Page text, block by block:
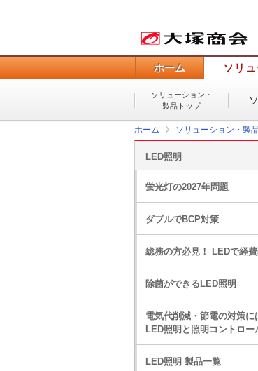
ホーム ソリ
ソリューション・
製品トップ
ホーム ソリューション・製
LED照明
蛍光灯の2027年問題
ダブルでBCP対策
総務の方必見！ LEDで経
除菌ができるLED照明
電気代削減・節電の対策に
LED照明と照明コントロー
LED照明 製品一覧